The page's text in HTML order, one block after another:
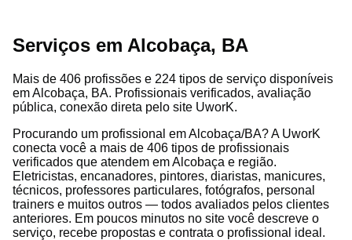
Serviços em Alcobaça, BA
Mais de 406 profissões e 224 tipos de serviço disponíveis
em Alcobaça, BA. Profissionais verificados, avaliação
pública, conexão direta pelo site UworK.
Procurando um profissional em Alcobaça/BA? A UworK
conecta você a mais de 406 tipos de profissionais
verificados que atendem em Alcobaça e região.
Eletricistas, encanadores, pintores, diaristas, manicures,
técnicos, professores particulares, fotógrafos, personal
trainers e muitos outros — todos avaliados pelos clientes
anteriores. Em poucos minutos no site você descreve o
serviço, recebe propostas e contrata o profissional ideal.